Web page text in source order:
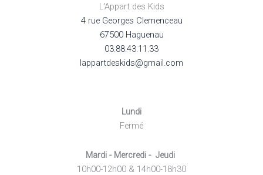
L'Appart des Kids
4 rue Georges Clemenceau
67500 Haguenau
03.88.43.11.33
lappartdeskids@gmail.com
Lundi
Fermé
Mardi - Mercredi - Jeudi
10h00-12h00 & 14h00-18h30